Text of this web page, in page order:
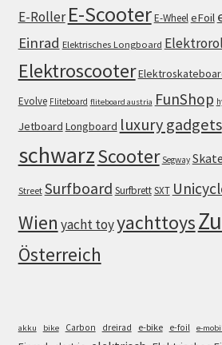
E-Roller E-ScooterE-WheeleFoil
Einrad Elektrisches Longboard
Elektroscooter
Evolve Fliteboard fliteboard austria FunShop
Jetboard Longboard luxury gadgets
schwarzScooter Segway
Street Surfboard SurfbrettSXT
Wien yacht toyyachttoys
Österreich
akku bike Carbon dreirad e-bike e-foil e-